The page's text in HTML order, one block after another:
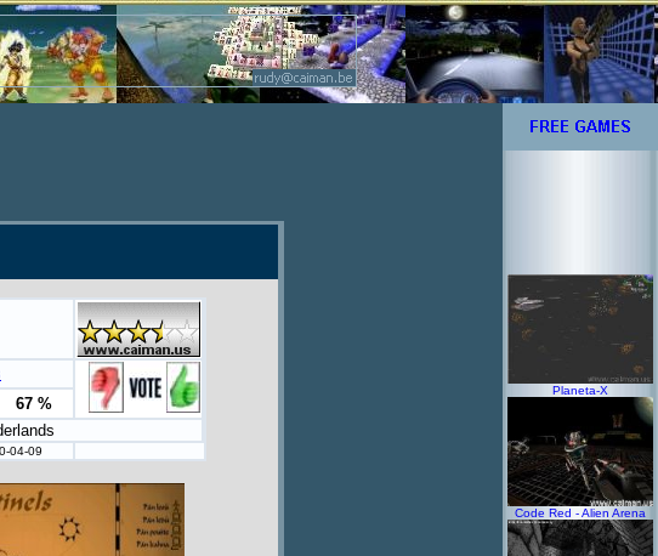
67 %
04-09
Planeta-X
Code Red - Alien Arena